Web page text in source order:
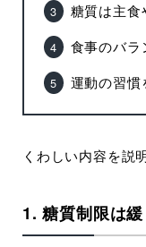
糖質は主食
食事のバラ
運動の習慣
くわしい内容を説
1. 糖質制限は